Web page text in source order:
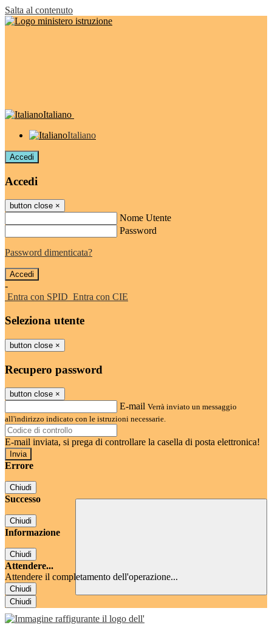
Salta al contenuto
Italiano
Italiano
Accedi
Accedi
button close ×
Nome Utente
Password
Password dimenticata?
-
Entra con SPID Entra con CIE
Seleziona utente
button close ×
Recupero password
button close ×
E-mail Verrà inviato un messaggio
all'indirizzo indicato con le istruzioni necessarie.
E-mail inviata, si prega di controllare la casella di posta elettronica!
Errore
Chiudi
Successo
Chiudi
Informazione
Chiudi
Attendere...
Attendere il completamento dell'operazione...
Chiudi
Chiudi